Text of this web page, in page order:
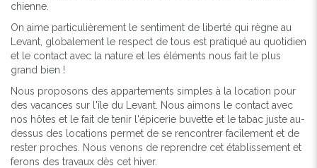
chienne.
On aime particulièrement le sentiment de liberté qui règne au
Levant, globalement le respect de tous est pratiqué au quotidien
et le contact avec la nature et les éléments nous fait le plus
grand bien !
Nous proposons des appartements simples à la location pour
des vacances sur l'île du Levant. Nous aimons le contact avec
nos hôtes et le fait de tenir l'épicerie buvette et le tabac juste au-
dessus des locations permet de se rencontrer facilement et de
rester proches. Nous venons de reprendre cet établissement et
ferons des travaux dès cet hiver.